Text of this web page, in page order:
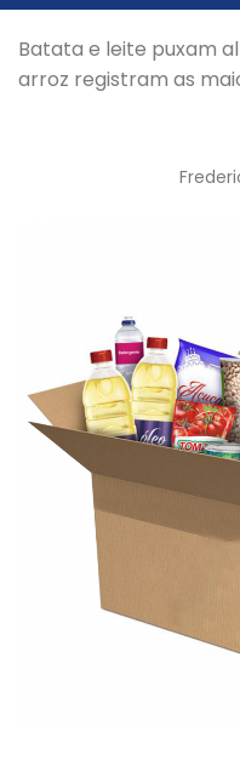
Batata e leite puxam
arroz registram as